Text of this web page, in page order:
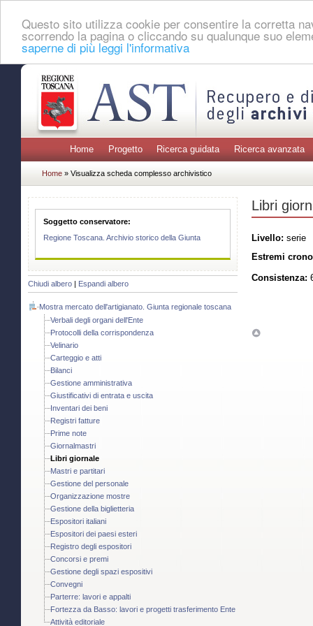
Questo sito utilizza cookie per consentire la corretta
scorrendo la pagina o cliccando su qualunque suo
saperne di più leggi l'informativa
Home Progetto Ricerca guidata Ricerca avanzata
Home » Visualizza scheda complesso archivistico
Soggetto conservatore:
Regione Toscana. Archivio storico della Giunta
Chiudi albero Espandi albero
Mostra mercato dell'artigianato. Giunta regionale toscana
Verbali degli organi dell'Ente
Protocolli della corrispondenza
Velinario
Carteggio e atti
Bilanci
Gestione amministrativa
Giustificativi di entrata e uscita
Inventari dei beni
Registri fatture
Prime note
Giornalmastri
Libri giornale
Mastri e partitari
Gestione del personale
Organizzazione mostre
Gestione della biglietteria
Espositori italiani
Espositori dei paesi esteri
Registro degli espositori
Concorsi e premi
Gestione degli spazi espositivi
Convegni
Parterre: lavori e appalti
Fortezza da Basso: lavori e progetti trasferimento Ente
Attività editoriale
Libri
Livello: serie
Estremi
Consistenza: